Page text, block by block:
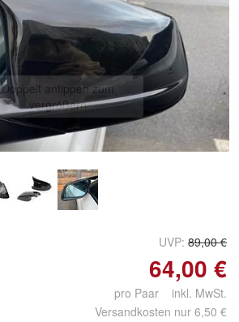
Doppelt antippen zum
vergrößern
UVP: 89,00 €
64,00 €
pro Paar inkl. MwSt.
Versandkosten nur 6,50 €